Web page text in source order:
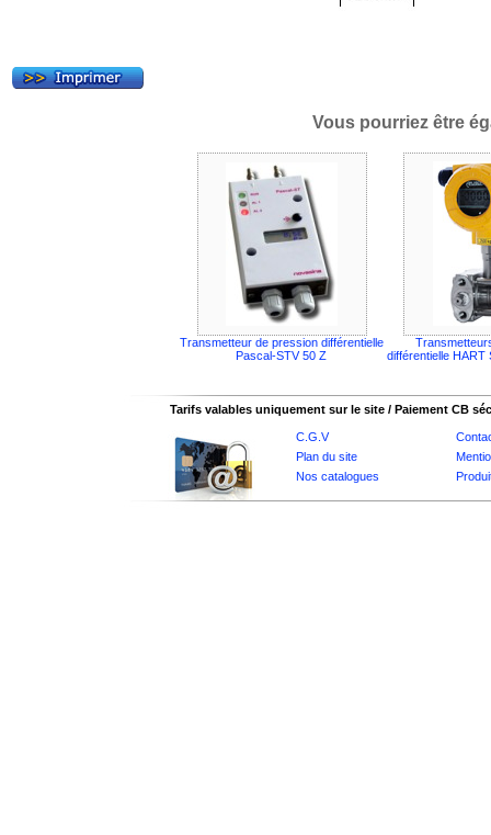
Vous pourriez être
Transmetteur de pression différentielle
Pascal-STV 50 Z
différentielle HART
Tarifs valables uniquement sur le site / Paiement CB
C.G.V
Plan du site
Nos catalogues